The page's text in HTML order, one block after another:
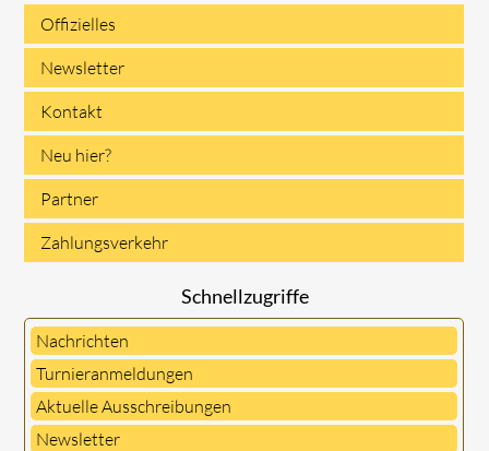
Offizielles
Newsletter
Kontakt
Neu hier?
Partner
Zahlungsverkehr
Schnellzugriffe
Nachrichten
Turnieranmeldungen
Aktuelle Ausschreibungen
Newsletter